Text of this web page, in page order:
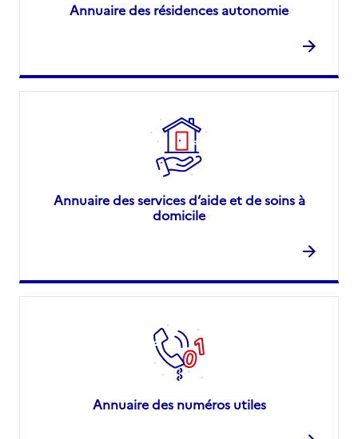
Annuaire des résidences autonomie
Annuaire des services d’aide et de soins à
domicile
Annuaire des numéros utiles